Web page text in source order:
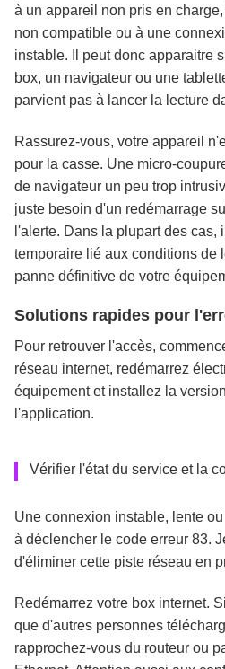
à un appareil non pris en
non compatible ou à une
instable. Il peut donc apparaitre
box, un navigateur ou une
parvient pas à lancer la lecture
Rassurez-vous, votre appareil
pour la casse. Une micro-
de navigateur un peu trop
juste besoin d'un redémarrage
l'alerte. Dans la plupart des
temporaire lié aux conditions de
panne définitive de votre
Solutions rapides pour
Pour retrouver l'accès,
réseau internet, redémarrez
équipement et installez la
l'application.
Vérifier l'état du service et la
Une connexion instable, lente
à déclencher le code erreur 83.
d'éliminer cette piste réseau en
Redémarrez votre box internet.
que d'autres personnes
rapprochez-vous du routeur ou